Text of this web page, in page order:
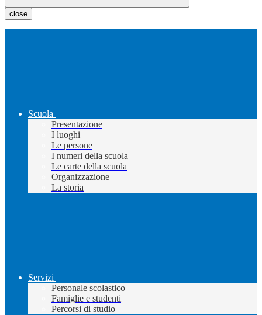
close
Scuola
Presentazione
I luoghi
Le persone
I numeri della scuola
Le carte della scuola
Organizzazione
La storia
Servizi
Personale scolastico
Famiglie e studenti
Percorsi di studio